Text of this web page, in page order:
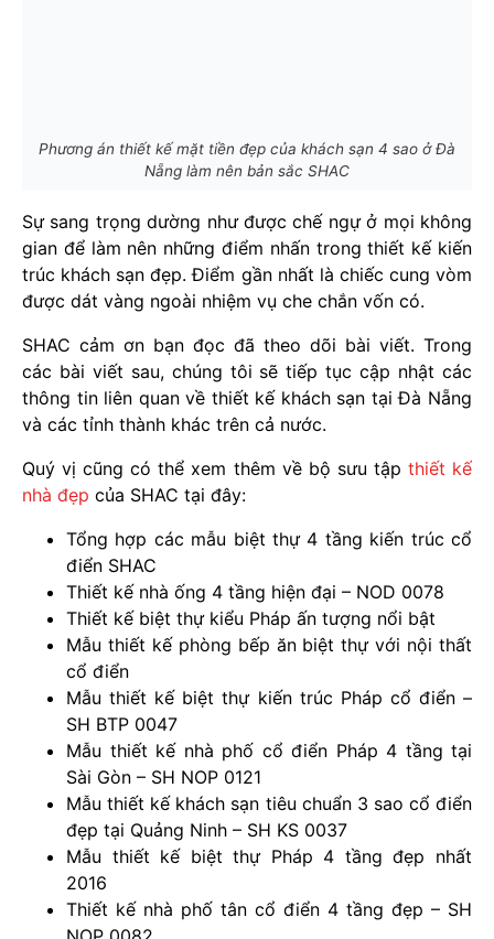
Phương án thiết kế mặt tiền đẹp của khách sạn 4 sao ở Đà
Nẵng làm nên bản sắc SHAC
Sự sang trọng dường như được chế ngự ở mọi không
gian để làm nên những điểm nhấn trong thiết kế kiến
trúc khách sạn đẹp. Điểm gần nhất là chiếc cung vòm
được dát vàng ngoài nhiệm vụ che chắn vốn có.
SHAC cảm ơn bạn đọc đã theo dõi bài viết. Trong
các bài viết sau, chúng tôi sẽ tiếp tục cập nhật các
thông tin liên quan về thiết kế khách sạn tại Đà Nẵng
và các tỉnh thành khác trên cả nước.
Quý vị cũng có thể xem thêm về bộ sưu tập thiết kế
nhà đẹp của SHAC tại đây:
Tổng hợp các mẫu biệt thự 4 tầng kiến trúc cổ
điển SHAC
Thiết kế nhà ống 4 tầng hiện đại – NOD 0078
Thiết kế biệt thự kiểu Pháp ấn tượng nổi bật
Mẫu thiết kế phòng bếp ăn biệt thự với nội thất
cổ điển
Mẫu thiết kế biệt thự kiến trúc Pháp cổ điển –
SH BTP 0047
Mẫu thiết kế nhà phố cổ điển Pháp 4 tầng tại
Sài Gòn – SH NOP 0121
Mẫu thiết kế khách sạn tiêu chuẩn 3 sao cổ điển
đẹp tại Quảng Ninh – SH KS 0037
Mẫu thiết kế biệt thự Pháp 4 tầng đẹp nhất
2016
Thiết kế nhà phố tân cổ điển 4 tầng đẹp – SH